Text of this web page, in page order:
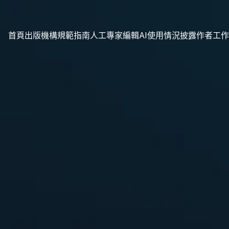
首頁出版機構規範指南人工專家編輯AI使用情況披露作者工